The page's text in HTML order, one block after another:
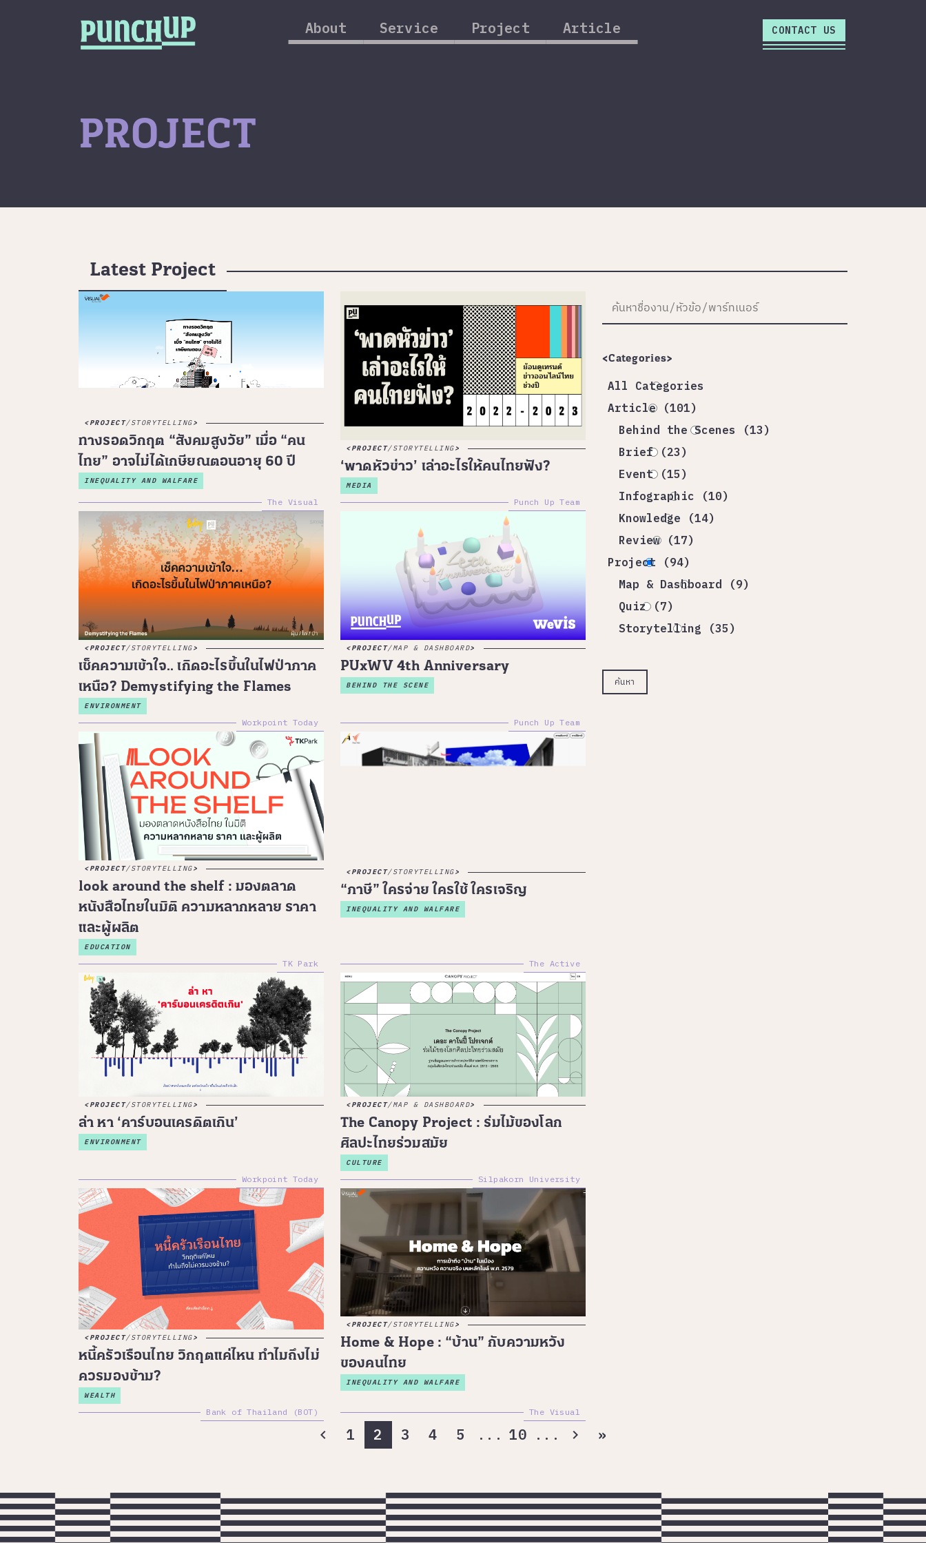
About
Service Project Article CONTACT US
PROJECT
Latest Project
PROJECT/STORYTELLING
ทางรอดวิกฤต “สังคมสูงวัย” เมื่อ “คน
ไทย” อาจไม่ได้เกษียณตอนอายุ 60 ปี
INEQUALITY AND WALFARE
The Visual
PROJECT/STORYTELLING
‘พาดหัวข่าว’ เล่าอะไรให้คนไทยฟัง?
MEDIA
Punch Up Team
PROJECT/STORYTELLING
เช็คความเข้าใจ.. เกิดอะไรขึ้นในไฟป่าภาค
เหนือ? Demystifying the Flames
ENVIRONMENT
Workpoint Today
PROJECT/MAP & DASHBOARD
PUxWV 4th Anniversary
BEHIND THE SCENE
Punch Up Team
PROJECT/STORYTELLING
look around the shelf : มองตลาด
หนังสือไทยในมิติ ความหลากหลาย ราคา
และผู้ผลิต
EDUCATION
TK Park
PROJECT/STORYTELLING
“ภาษี” ใครจ่าย ใครใช้ ใครเจริญ
INEQUALITY AND WALFARE
The Active
PROJECT/STORYTELLING
ล่า หา ‘คาร์บอนเครดิตเกิน’
ENVIRONMENT
Workpoint Today
PROJECT/MAP & DASHBOARD
The Canopy Project : ร่มไม้ของโลก
ศิลปะไทยร่วมสมัย
CULTURE
Silpakorn University
PROJECT/STORYTELLING
หนี้ครัวเรือนไทย วิกฤตแค่ไหน ทำไมถึงไม่
ควรมองข้าม?
WEALTH
Bank of Thailand (BOT)
PROJECT/STORYTELLING
Home & Hope : “บ้าน” กับความหวัง
ของคนไทย
INEQUALITY AND WALFARE
The Visual
<Categories>
All Categories
Article (101)
Behind the Scenes (13)
Brief (23)
Event (15)
Infographic (10)
Knowledge (14)
Review (17)
Project (94)
Map & Dashboard (9)
Quiz (7)
Storytelling (35)
chevron_left 1 2 3 4 5 ... 10 ... chevron_right »